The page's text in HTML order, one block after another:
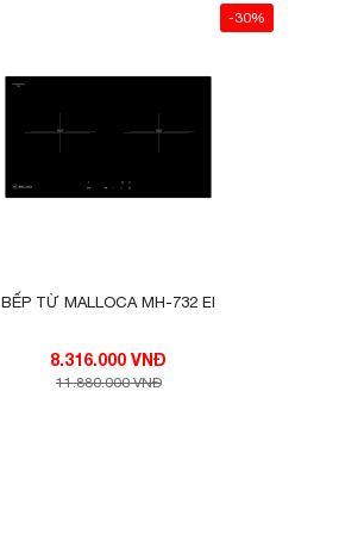
-30%
BẾP TỪ MALLOCA MH-732 EI
8.316.000 VNĐ
11.880.000 VNĐ